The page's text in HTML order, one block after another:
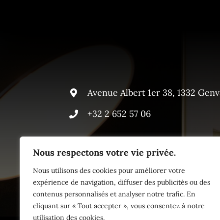
Nous respectons votre vie privée.
Nous utilisons des cookies pour améliorer votre
expérience de navigation, diffuser des publicités ou des
contenus personnalisés et analyser notre trafic. En
cliquant sur « Tout accepter », vous consentez à notre
utilisation des cookies.
Avenue Albert 1er 38, 1332
+32 2 652 57 06